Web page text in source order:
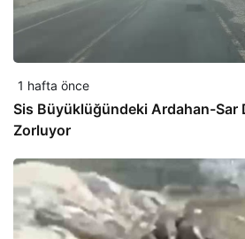
1 hafta önce
Sis Büyüklüğündeki Ardahan-Sar
Zorluyor